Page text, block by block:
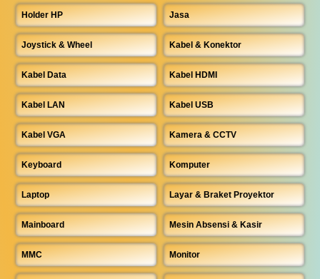
Holder HP Jasa
Joystick & Wheel Kabel & Konektor
Kabel Data Kabel HDMI
Kabel LAN Kabel USB
Kabel VGA Kamera & CCTV
Keyboard Komputer
Laptop Layar & Braket Proyektor
Mainboard Mesin Absensi & Kasir
MMC Monitor